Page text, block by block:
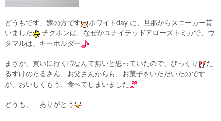
どうもです、嫁の方です
ホワイトday に、旦那からスニーカー貰
いました
チクポンは、なぜかユナイテッドアローズトミカで、ウ
タマルは、キーホルダー
まさか、買いに行く暇なんて無いと思っていたので、びっくり
た
るすけのたるさん、お父さんからも、お菓子をいただいたのです
が、おいしくもう、食べてしまいました
どうも、 ありがとう